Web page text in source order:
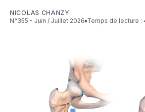
NICOLAS CHANZY
N°355 - Juin / Juillet 2026
Temps de lecture :